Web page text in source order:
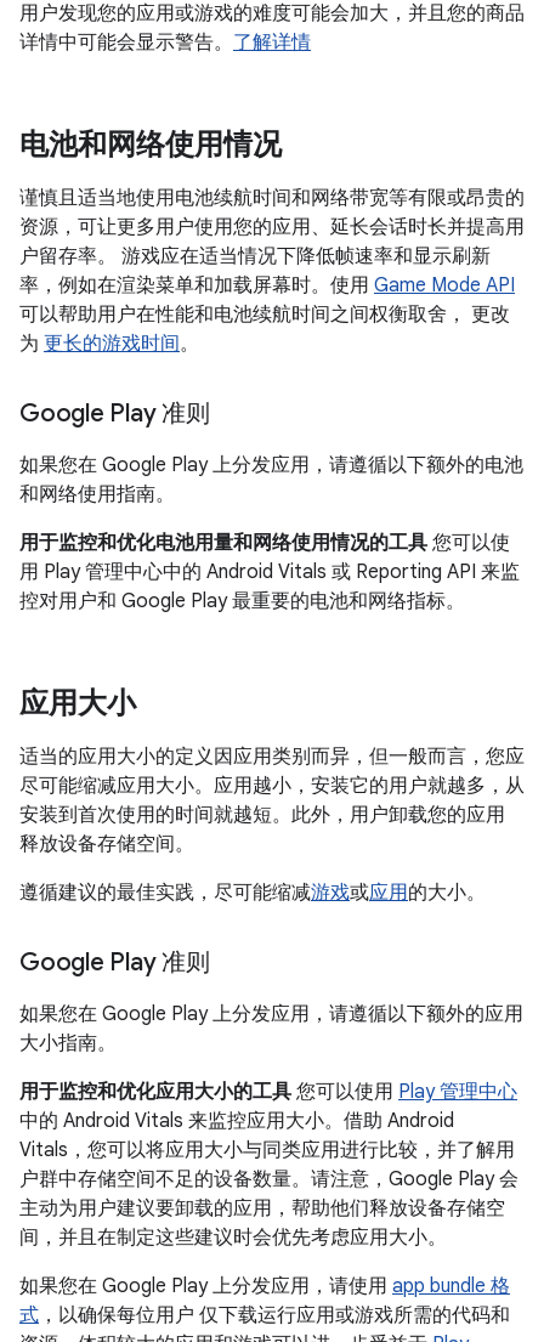
用户发现您的应用或游戏的难度可能会加大，并且您的商品
详情中可能会显示警告。 了解详情
电池和网络使用情况
谨慎且适当地使用电池续航时间和网络带宽等有限或昂贵的
资源，可让更多用户使用您的应用、延长会话时长并提高用
户留存率。 游戏应在适当情况下降低帧速率和显示刷新
率，例如在渲染菜单和加载屏幕时。使用 Game Mode API
可以帮助用户在性能和电池续航时间之间权衡取舍， 更改
为 更长的游戏时间。
Google Play 准则
如果您在 Google Play 上分发应用，请遵循以下额外的电池
和网络使用指南。
用于监控和优化电池用量和网络使用情况的工具 您可以使
用 Play 管理中心中的 Android Vitals 或 Reporting API 来监
控对用户和 Google Play 最重要的电池和网络指标。
应用大小
适当的应用大小的定义因应用类别而异，但一般而言，您应
尽可能缩减应用大小。应用越小，安装它的用户就越多，从
安装到首次使用的时间就越短。此外，用户卸载您的应用
释放设备存储空间。
遵循建议的最佳实践，尽可能缩减游戏或应用的大小。
Google Play 准则
如果您在 Google Play 上分发应用，请遵循以下额外的应用
大小指南。
用于监控和优化应用大小的工具 您可以使用 Play 管理中心
中的 Android Vitals 来监控应用大小。借助 Android
Vitals，您可以将应用大小与同类应用进行比较，并了解用
户群中存储空间不足的设备数量。请注意，Google Play 会
主动为用户建议要卸载的应用，帮助他们释放设备存储空
间，并且在制定这些建议时会优先考虑应用大小。
如果您在 Google Play 上分发应用，请使用 app bundle 格
式 ，以确保每位用户 仅下载运行应用或游戏所需的代码和